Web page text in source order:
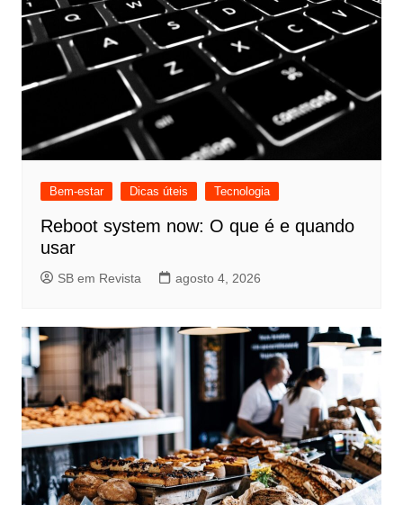
Bem-estar Dicas úteis Tecnologia
Reboot system now: O que é e quando
usar
SB em Revista agosto 4, 2026